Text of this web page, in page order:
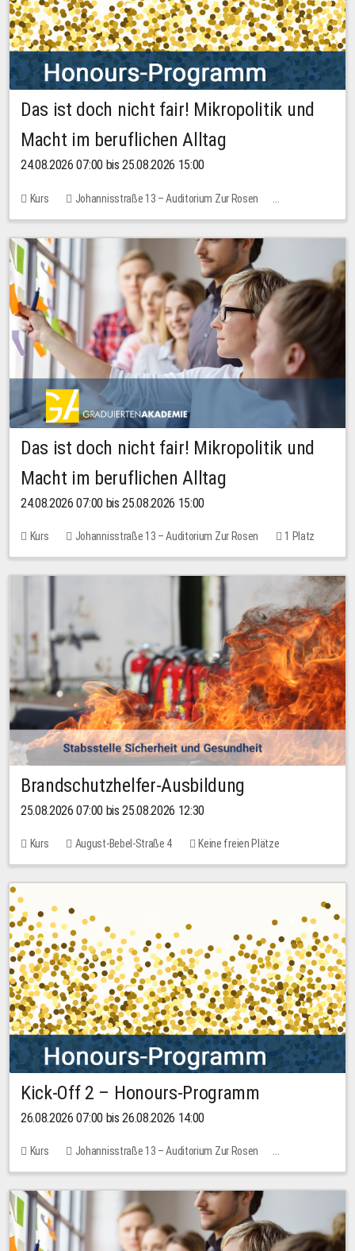
Das ist doch nicht fair! Mikropolitik und
Macht im beruflichen Alltag
24.08.2026 07:00 bis 25.08.2026 15:00
Kurs
Johannisstraße 13 – Auditorium Zur Rosen
Keine freien Plätze
Das ist doch nicht fair! Mikropolitik und
Macht im beruflichen Alltag
24.08.2026 07:00 bis 25.08.2026 15:00
Kurs Johannisstraße 13 – Auditorium Zur Rosen
1 Platz
30,00 EUR
Brandschutzhelfer-Ausbildung
25.08.2026 07:00 bis 25.08.2026 12:30
Kurs August-Bebel-Straße 4 Keine freien Plätze
Kick-Off 2 – Honours-Programm
26.08.2026 07:00 bis 26.08.2026 14:00
Kurs
Johannisstraße 13 – Auditorium Zur Rosen
Keine freien Plätze